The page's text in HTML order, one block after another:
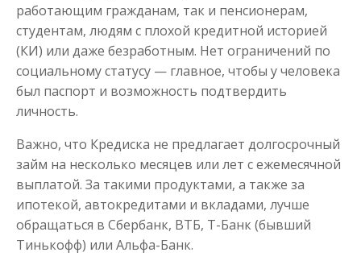
Одолжим до 30 дней
Сумма до 50 000₽
до 30 дня
Получить
работающим гражданам, так и пенсионерам,
студентам, людям с плохой кредитной историей
(КИ) или даже безработным. Нет ограничений по
социальному статусу — главное, чтобы у человека
был паспорт и возможность подтвердить
личность.
Важно, что Кредиска не предлагает долгосрочный
займ на несколько месяцев или лет с ежемесячной
выплатой. За такими продуктами, а также за
ипотекой, автокредитами и вкладами, лучше
обращаться в Сбербанк, ВТБ, Т-Банк (бывший
Тинькофф) или Альфа-Банк.